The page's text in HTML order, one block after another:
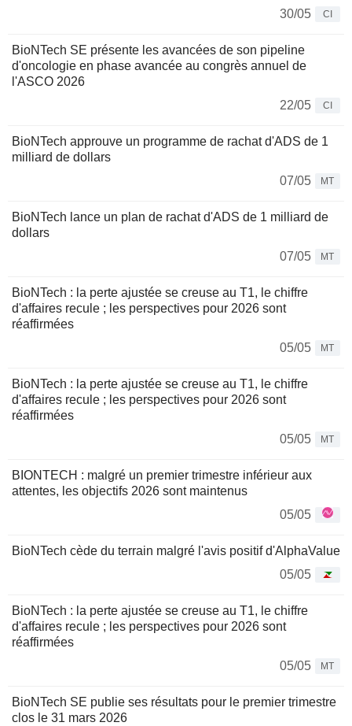
30/05 CI
BioNTech SE présente les avancées de son pipeline
d'oncologie en phase avancée au congrès annuel de
l'ASCO 2026
22/05
CI
BioNTech approuve un programme de rachat d'ADS de 1
milliard de dollars
07/05
MT
BioNTech lance un plan de rachat d'ADS de 1 milliard de
dollars
07/05
MT
BioNTech : la perte ajustée se creuse au T1, le chiffre
d'affaires recule ; les perspectives pour 2026 sont
réaffirmées
05/05
MT
BioNTech : la perte ajustée se creuse au T1, le chiffre
d'affaires recule ; les perspectives pour 2026 sont
réaffirmées
05/05
MT
BIONTECH : malgré un premier trimestre inférieur aux
attentes, les objectifs 2026 sont maintenus
05/05
BioNTech cède du terrain malgré l'avis positif d'AlphaValue
05/05
BioNTech : la perte ajustée se creuse au T1, le chiffre
d'affaires recule ; les perspectives pour 2026 sont
réaffirmées
05/05
MT
BioNTech SE publie ses résultats pour le premier trimestre
clos le 31 mars 2026